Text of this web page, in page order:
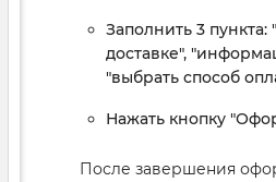
Заполнить 3
доставке",
"выбрать способ
Нажать кнопку
После завершения